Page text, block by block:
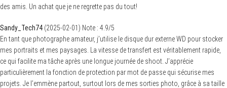
des amis. Un achat que je ne regrette pas du tout!
Sandy_Tech74 (2025-02-01) Note : 4.9/5
En tant que photographe amateur, j’utilise le disque dur externe WD pour stocker
mes portraits et mes paysages. La vitesse de transfert est véritablement rapide,
ce qui facilite ma tâche après une longue journée de shoot. J’apprécie
particulièrement la fonction de protection par mot de passe qui sécurise mes
projets. Je l’emmène partout, surtout lors de mes sorties photo, grâce à sa taille